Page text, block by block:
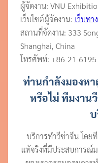
ผู้จัดงาน: VNU
เว็บไซต์ผู้จัดงาน: เว็บทา
สถานที่จัดงาน: 333
Shanghai, China
โทรศัพท์: +86-21-
ท่านกำลังมองห
หรือไม่ ทีมงาน
บริการทำวีซ่าจีน โดย
แท้จริงที่มีประสบการณ์